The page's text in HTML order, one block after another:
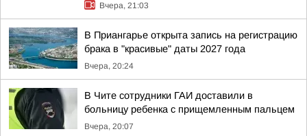
Вчера, 21:03
В Приангарье открыта запись на регистрацию
брака в "красивые" даты 2027 года
Вчера, 20:24
В Чите сотрудники ГАИ доставили в
больницу ребенка с прищемленным пальцем
Вчера, 20:07